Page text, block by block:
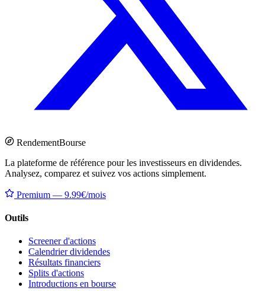
RendementBourse
La plateforme de référence pour les investisseurs en dividendes.
Analysez, comparez et suivez vos actions simplement.
Premium — 9.99€/mois
Outils
Screener d'actions
Calendrier dividendes
Résultats financiers
Splits d'actions
Introductions en bourse